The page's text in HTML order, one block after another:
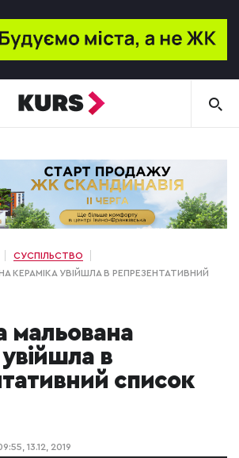
СУСПІЛЬСТВО
КЕРАМІКА УВІЙШЛА В РЕПРЕЗЕНТАТИВНИЙ
мальована
в
список
13.12, 2019